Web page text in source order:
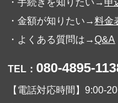
・手続きを知りたい→ 申
・金額が知りたい→料金
・よくある質問は→Q&A
TEL： 080-4895-
【電話対応時間】